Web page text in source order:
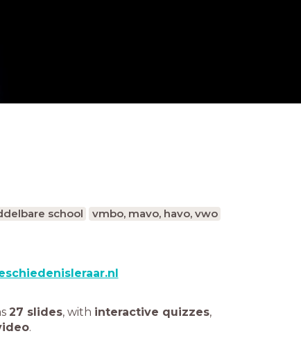
school
vmbo, mavo, havo, vwo
27 slides, with interactive quizzes,
.